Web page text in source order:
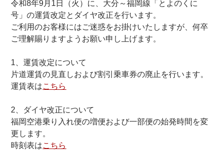
令和8年9月1日（火）に、大分～福岡線「とよのくに
号」の運賃改定とダイヤ改正を行います。
ご利用のお客様にはご迷惑をお掛けいたしますが、何卒
ご理解賜りますようお願い申し上げます。
1、運賃改定について
片道運賃の見直しおよび割引乗車券の廃止を行います。
運賃表はこちら
2、ダイヤ改正について
福岡空港乗り入れ便の増便および一部便の始発時間を変
更します。
時刻表はこちら